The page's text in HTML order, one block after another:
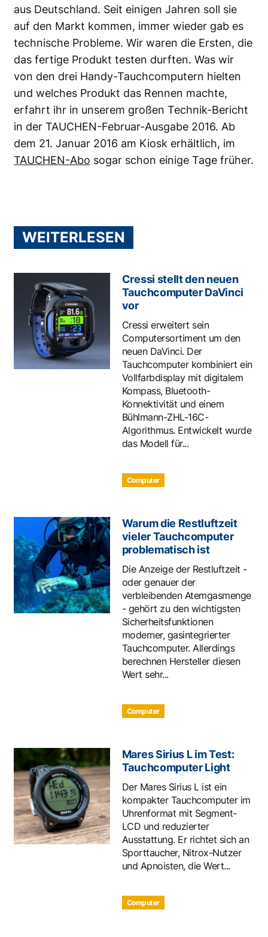
aus Deutschland. Seit einigen Jahren soll sie
auf den Markt kommen, immer wieder gab es
technische Probleme. Wir waren die Ersten, die
das fertige Produkt testen durften. Was wir
von den drei Handy-Tauchcomputern hielten
und welches Produkt das Rennen machte,
erfahrt ihr in unserem großen Technik-Bericht
in der TAUCHEN-Februar-Ausgabe 2016. Ab
dem 21. Januar 2016 am Kiosk erhältlich, im
TAUCHEN-Abo sogar schon einige Tage früher.
WEITERLESEN
Cressi stellt den neuen
Tauchcomputer DaVinci
vor
Cressi erweitert sein
Computersortiment um den
neuen DaVinci. Der
Tauchcomputer kombiniert ein
Vollfarbdisplay mit digitalem
Kompass, Bluetooth-
Konnektivität und einem
Bühlmann-ZHL-16C-
Algorithmus. Entwickelt wurde
das Modell für...
Computer
Warum die Restluftzeit
vieler Tauchcomputer
problematisch ist
Die Anzeige der Restluftzeit -
oder genauer der
verbleibenden Atemgasmenge
- gehört zu den wichtigsten
Sicherheitsfunktionen
moderner, gasintegrierter
Tauchcomputer. Allerdings
berechnen Hersteller diesen
Wert sehr...
Computer
Mares Sirius L im Test:
Tauchcomputer Light
Der Mares Sirius L ist ein
kompakter Tauchcomputer im
Uhrenformat mit Segment-
LCD und reduzierter
Ausstattung. Er richtet sich an
Sporttaucher, Nitrox-Nutzer
und Apnoisten, die Wert...
Computer